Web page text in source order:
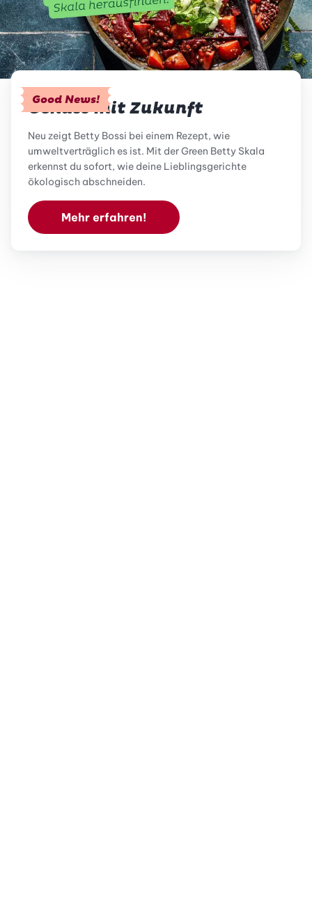
Good News!
Genuss mit Zukunft
Neu zeigt Betty Bossi bei einem Rezept, wie
umweltverträglich es ist. Mit der Green Betty Skala
erkennst du sofort, wie deine Lieblingsgerichte
ökologisch abschneiden.
Mehr erfahren!